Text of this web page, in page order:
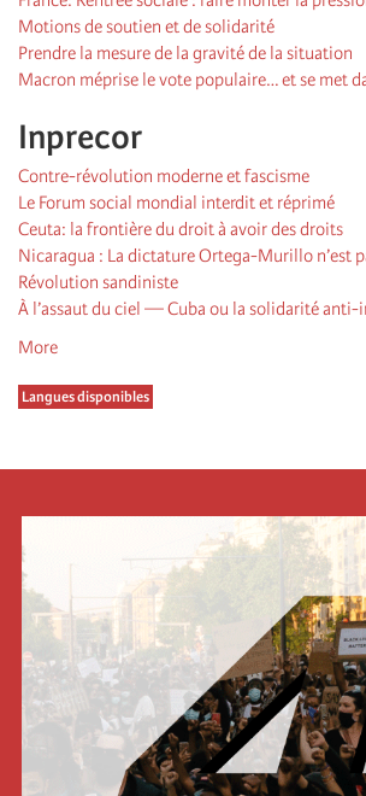
Motions de soutien et de solidarité
Prendre la mesure de la gravité de la situation
Macron méprise le vote populaire… et se met
Inprecor
Contre-révolution moderne et fascisme
Le Forum social mondial interdit et réprimé
Ceuta: la frontière du droit à avoir des droits
Nicaragua : La dictature Ortega-Murillo n’est
Révolution sandiniste
À l’assaut du ciel — Cuba ou la solidarité
More
Langues disponibles